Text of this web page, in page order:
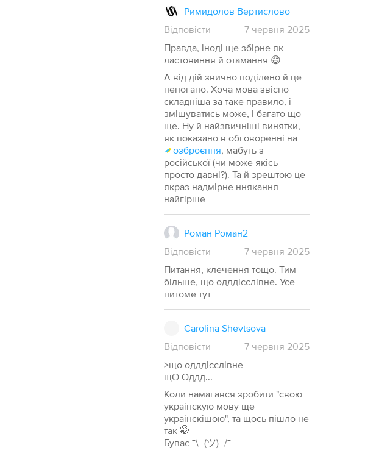
Римидолов Вертислово
Відповісти
7 червня 2025
Правда, іноді ще збірне як
ластовиння й отамання 😄
А від дій звично поділено й це
непогано. Хоча мова звісно
складніша за таке правило, і
змішуватись може, і багато що
ще. Ну й найзвичніші винятки,
як показано в обговоренні на
озброєння, мабуть з
російської (чи може якісь
просто давні?). Та й зрештою це
якраз надмірне ннякання
найгірше
Роман Роман2
Відповісти
7 червня 2025
Питання, клечення тощо. Тим
більше, що одддієслівне. Усе
питоме тут
Carolina Shevtsova
Відповісти
7 червня 2025
>що одддієслівне
щО Оддд...
Коли намагався зробити "свою
украінскую мову ще
украінскішою", та щось пішло не
так 🤭
Буває ¯\_(ツ)_/¯